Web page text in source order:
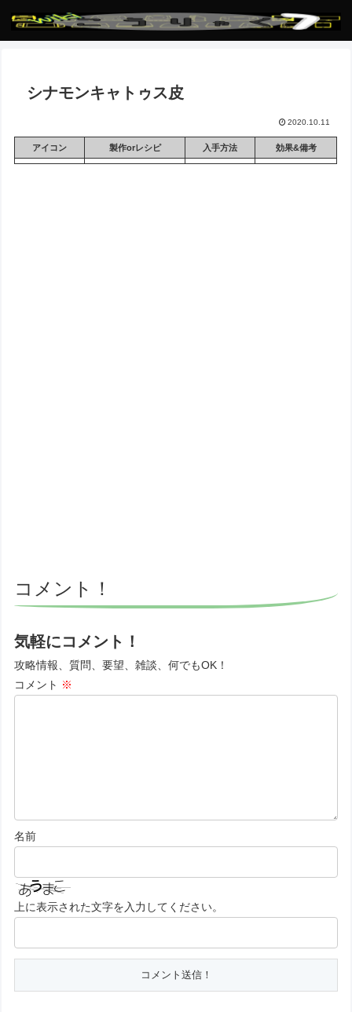
シナモンキャトゥス皮
2020.10.11
アイコン 製作orレシピ 入手方法 効果&備考
コメント！
気軽にコメント！
攻略情報、質問、要望、雑談、何でもOK！
コメント ※
名前
上に表示された文字を入力してください。